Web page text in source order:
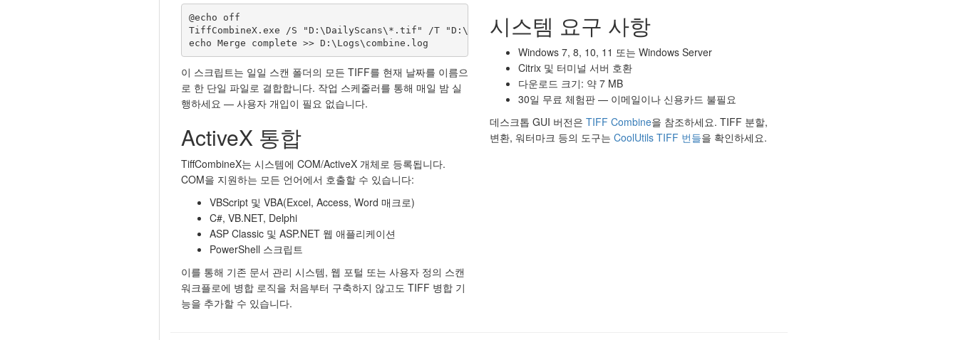
@echo off
TiffCombineX.exe /S "D:\DailyScans\*.tif" /T "D:\Archive\%date:~-4%%date:~4,2%%date:~7,2%.tif" /COMPRESS LZW
echo Merge complete >> D:\Logs\combine.log
이 스크립트는 일일 스캔 폴더의 모든 TIFF를 현재 날짜를 이름으
로 한 단일 파일로 결합합니다. 작업 스케줄러를 통해 매일 밤 실
행하세요 — 사용자 개입이 필요 없습니다.
ActiveX 통합
TiffCombineX는 시스템에 COM/ActiveX 개체로 등록됩니다.
COM을 지원하는 모든 언어에서 호출할 수 있습니다:
VBScript 및 VBA(Excel, Access, Word 매크로)
C#, VB.NET, Delphi
ASP Classic 및 ASP.NET 웹 애플리케이션
PowerShell 스크립트
이를 통해 기존 문서 관리 시스템, 웹 포털 또는 사용자 정의 스캔
워크플로에 병합 로직을 처음부터 구축하지 않고도 TIFF 병합 기
능을 추가할 수 있습니다.
시스템 요구 사항
Windows 7, 8, 10, 11 또는 Windows Server
Citrix 및 터미널 서버 호환
다운로드 크기: 약 7 MB
30일 무료 체험판 — 이메일이나 신용카드 불필요
데스크톱 GUI 버전은 TIFF Combine을 참조하세요. TIFF 분할,
변환, 워터마크 등의 도구는 CoolUtils TIFF 번들을 확인하세요.